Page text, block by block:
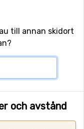
till annan skidort
och avstånd